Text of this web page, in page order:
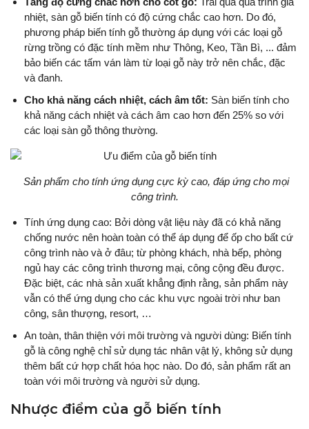
nhiệt, sàn gỗ biến tính có độ cứng chắc cao hơn. Do đó,
phương pháp biến tính gỗ thường áp dụng với các loại gỗ
rừng trồng có đặc tính mềm như Thông, Keo, Tần Bì, ... đảm
bảo biến các tấm ván làm từ loại gỗ này trở nên chắc, đặc
và đanh.
Cho khả năng cách nhiệt, cách âm tốt: Sàn biến tính cho
khả năng cách nhiệt và cách âm cao hơn đến 25% so với
các loại sàn gỗ thông thường.
Sản phẩm cho tính ứng dụng cực kỳ cao, đáp ứng cho mọi
công trình.
Tính ứng dụng cao: Bởi dòng vật liệu này đã có khả năng
chống nước nên hoàn toàn có thể áp dụng để ốp cho bất cứ
công trình nào và ở đâu; từ phòng khách, nhà bếp, phòng
ngủ hay các công trình thương mại, công cộng đều được.
Đặc biệt, các nhà sản xuất khẳng định rằng, sản phẩm này
vẫn có thể ứng dụng cho các khu vực ngoài trời như ban
công, sân thượng, resort, …
An toàn, thân thiện với môi trường và người dùng: Biến tính
gỗ là công nghệ chỉ sử dụng tác nhân vật lý, không sử dụng
thêm bất cứ hợp chất hóa học nào. Do đó, sản phẩm rất an
toàn với môi trường và người sử dụng.
Nhược điểm của gỗ biến tính